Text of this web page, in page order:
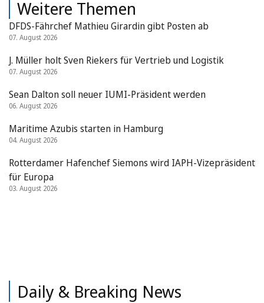
Weitere Themen
DFDS-Fährchef Mathieu Girardin gibt Posten ab
07. August 2026
J. Müller holt Sven Riekers für Vertrieb und Logistik
07. August 2026
Sean Dalton soll neuer IUMI-Präsident werden
06. August 2026
Maritime Azubis starten in Hamburg
04. August 2026
Rotterdamer Hafenchef Siemons wird IAPH-Vizepräsident
für Europa
03. August 2026
Daily & Breaking News